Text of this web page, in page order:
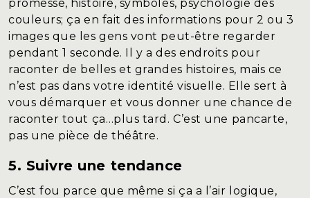
promesse, histoire, symboles, psychologie des
couleurs; ça en fait des informations pour 2 ou 3
images que les gens vont peut-être regarder
pendant 1 seconde. Il y a des endroits pour
raconter de belles et grandes histoires, mais ce
n’est pas dans votre identité visuelle. Elle sert à
vous démarquer et vous donner une chance de
raconter tout ça…plus tard. C’est une pancarte,
pas une pièce de théâtre.
5. Suivre une tendance
C’est fou parce que même si ça a l’air logique,